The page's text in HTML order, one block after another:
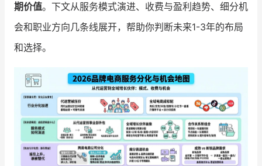
培训课程
私域课程 新零售内参
增长俱乐部 有赞商盟
商家社区 社群交流
合作共进
期价值。下文从服务模式演进、收费与盈利趋势、细分机
会和职业方向几条线展开，帮助你判断未来1-3年的布局
和选择。